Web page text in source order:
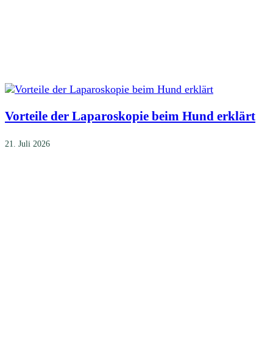
Vorteile der Laparoskopie beim Hund erklärt
21. Juli 2026